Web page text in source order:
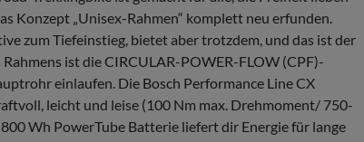
Konzept „Unisex-Rahmen“ komplett neu erfunden.
zum Tiefeinstieg, bietet aber trotzdem, und das ist der
ist die CIRCULAR-POWER-FLOW (CPF)-
einlaufen. Die Bosch Performance Line CX
leicht und leise (100 Nm max. Drehmoment/ 750-
Wh PowerTube Batterie liefert dir Energie für lange